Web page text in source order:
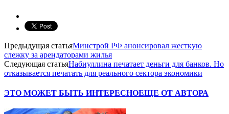
Предыдущая статьяМинстрой РФ анонсировал жесткую
слежку за арендаторами жилья
Следующая статьяНабиуллина печатает деньги для банков. Но
отказывается печатать для реального сектора экономики
ЭТО МОЖЕТ БЫТЬ ИНТЕРЕСНОЕЩЕ ОТ АВТОРА